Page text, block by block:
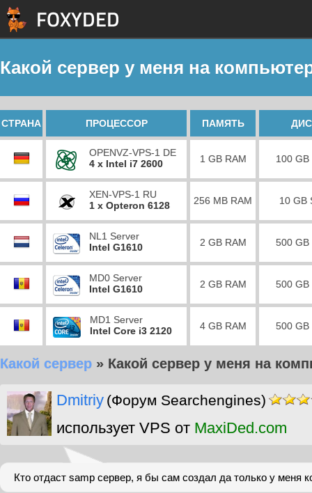
Какой сервер у меня на
СТРАНА ПРОЦЕССОР ПАМЯТЬ
OPENVZ-VPS-1 DE
4 x Intel i7 2600
1 GB RAM 100 GB
XEN-VPS-1 RU
1 x Opteron 6128
256 MB RAM 10 GB
NL1 Server
Intel G1610
2 GB RAM 500 GB
MD0 Server
Intel G1610
2 GB RAM 500 GB
MD1 Server
Intel Core i3 2120
4 GB RAM 500 GB
Какой сервер » Какой сервер у меня на
Dmitriy (Форум Searchengines)
использует VPS от MaxiDed.com
Кто отдаст samp сервер, я бы сам создал да только у меня